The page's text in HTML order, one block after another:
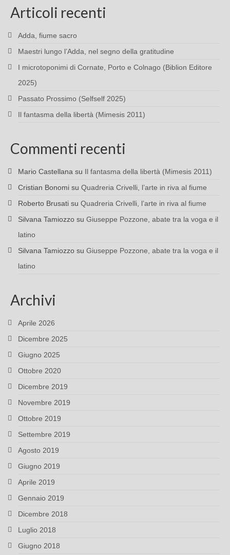
Articoli recenti
Adda, fiume sacro
Maestri lungo l’Adda, nel segno della gratitudine
I microtoponimi di Cornate, Porto e Colnago (Biblion Editore
2025)
Passato Prossimo (Selfself 2025)
Il fantasma della libertà (Mimesis 2011)
Commenti recenti
Mario Castellana su Il fantasma della libertà (Mimesis 2011)
Cristian Bonomi su Quadreria Crivelli, l’arte in riva al fiume
Roberto Brusati su Quadreria Crivelli, l’arte in riva al fiume
Silvana Tamiozzo su Giuseppe Pozzone, abate tra la voga e il
latino
Silvana Tamiozzo su Giuseppe Pozzone, abate tra la voga e il
latino
Archivi
Aprile 2026
Dicembre 2025
Giugno 2025
Ottobre 2020
Dicembre 2019
Novembre 2019
Ottobre 2019
Settembre 2019
Agosto 2019
Giugno 2019
Aprile 2019
Gennaio 2019
Dicembre 2018
Luglio 2018
Giugno 2018